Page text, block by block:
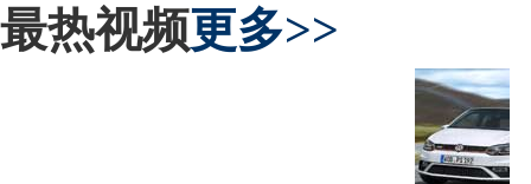
最热视频更多>>